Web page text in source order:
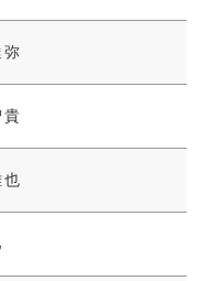
弥
貴
也